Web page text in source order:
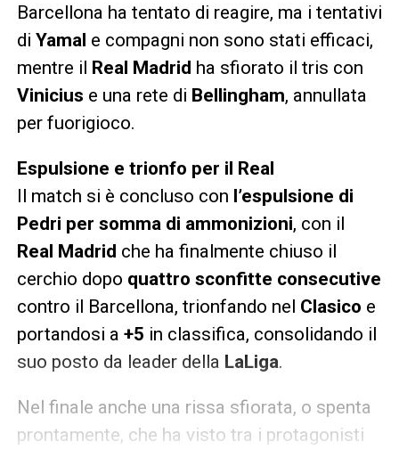
Barcellona ha tentato di reagire, ma i tentativi
di Yamal e compagni non sono stati efficaci,
mentre il Real Madrid ha sfiorato il tris con
Vinicius e una rete di Bellingham, annullata
per fuorigioco.
Espulsione e trionfo per il Real
Il match si è concluso con l’espulsione di
Pedri per somma di ammonizioni, con il
Real Madrid che ha finalmente chiuso il
cerchio dopo quattro sconfitte consecutive
contro il Barcellona, trionfando nel Clasico e
portandosi a +5 in classifica, consolidando il
suo posto da leader della LaLiga.
Nel finale anche una rissa sfiorata, o spenta
prontamente, che ha visto tra i protagonisti